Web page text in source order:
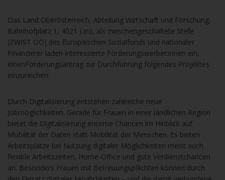
Das Land Oberösterreich, Abteilung Wirtschaft und Forschung,
Bahnhofplatz 1, 4021 Linz, als zwischengeschaltete Stelle
(ZWIST OÖ) des Europäischen Sozialfonds und nationaler
Finanzierer laden interessierte Förderungswerber:innen ein,
einenFörderungsantrag zur Durchführung folgendes Projektes
einzureichen:
Durch Digitalisierung entstehen zahlreiche neue
Jobmöglichkeiten. Gerade für Frauen in einer ländlichen Region
bietet die Digitalisierung enorme Chancen im Hinblick auf
Mobilität der Daten statt Mobilität der Menschen. Es bieten
Arbeitsplätze bei Nutzung digitaler Möglichkeiten meist auch
flexible Arbeitszeiten, Home-Office und gute Verdienstchancen
an. Besonders Frauen mit Betreuungspflichten können durch